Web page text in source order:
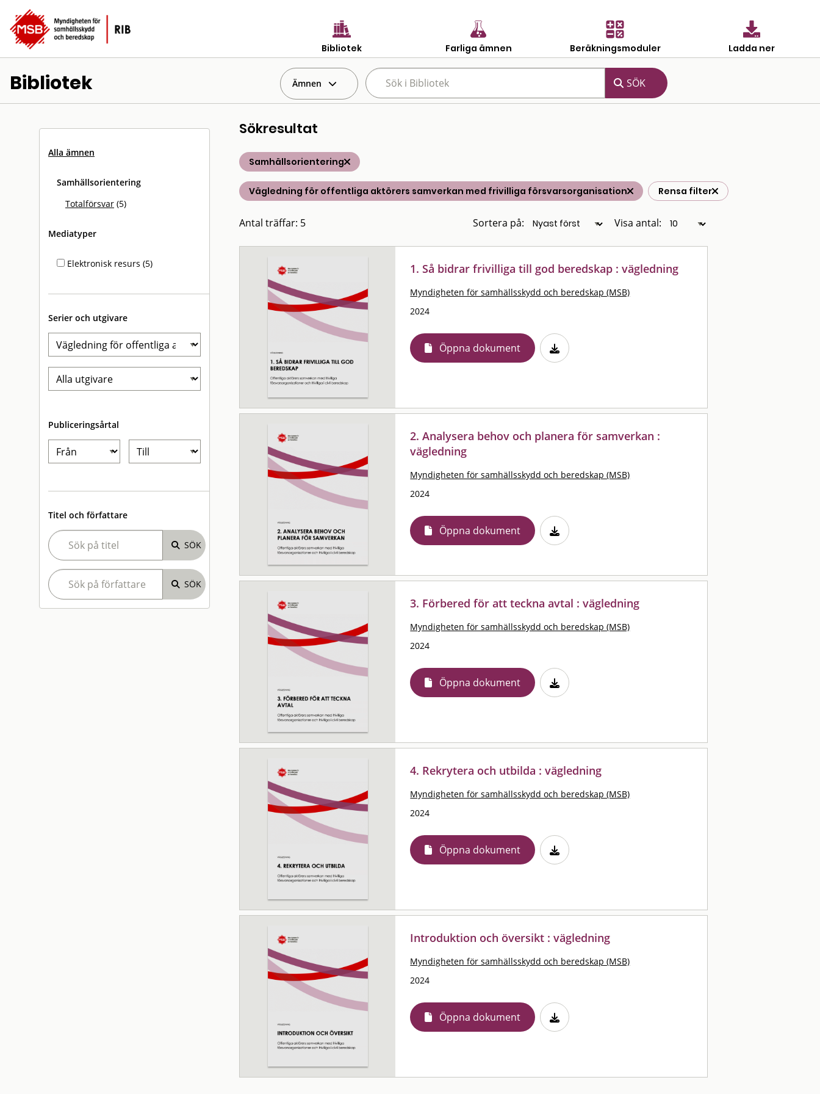
Bibliotek Farliga ämnen Beräkningsmoduler Ladda ner
Bibliotek Ämnen
Alla ämnen
Samhällsorientering
Totalförsvar (5)
Mediatyper
Elektronisk resurs (5)
Serier och utgivare
Publiceringsårtal
Titel och författare
Sökresultat
Samhällsorientering
Vägledning för offentliga aktörers samverkan med frivilliga försvarsorganisation Rensa filter
Antal träffar: 5 Sortera på: Visa antal:
1. Så bidrar frivilliga till god beredskap : vägledning
Myndigheten för samhällsskydd och beredskap (MSB)
2024
Öppna dokument
2. Analysera behov och planera för samverkan :
vägledning
Myndigheten för samhällsskydd och beredskap (MSB)
2024
Öppna dokument
3. Förbered för att teckna avtal : vägledning
Myndigheten för samhällsskydd och beredskap (MSB)
2024
Öppna dokument
4. Rekrytera och utbilda : vägledning
Myndigheten för samhällsskydd och beredskap (MSB)
2024
Öppna dokument
Introduktion och översikt : vägledning
Myndigheten för samhällsskydd och beredskap (MSB)
2024
Öppna dokument